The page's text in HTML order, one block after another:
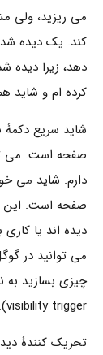
می ریزید، ولی
دهد، زیرا
کرده ام و شاید
شاید سریع
صفحه است. می
دارم. شاید می
صفحه است. این
دیده اند یا
می توانید در
visibility trigger).
تحریک کنندۀ